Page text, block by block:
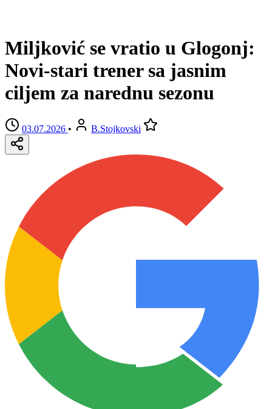
Miljković se vratio u Glogonj:
Novi-stari trener sa jasnim
ciljem za narednu sezonu
03.07.2026 • B.Stojkovski